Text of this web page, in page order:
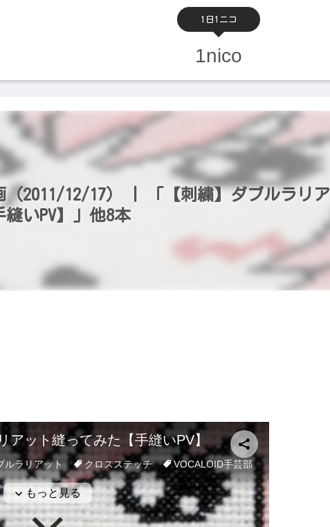
1日1ニコ
1nico
（2011/12/17） | 「【刺繍】ダブルラリア
いPV】」他8本